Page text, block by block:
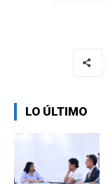
LO ÚLTIMO